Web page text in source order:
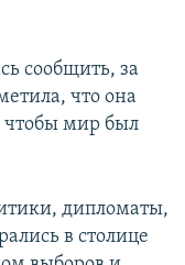
сообщить, за
что она
чтобы мир был
дипломаты,
в столице